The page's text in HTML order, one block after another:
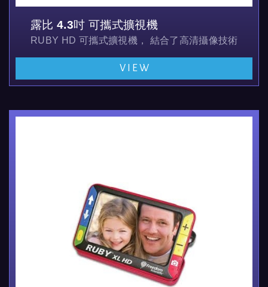
露比 4.3吋 可攜式擴視機
RUBY HD 可攜式擴視機， 結合了高清攝像技術和輕
VIEW